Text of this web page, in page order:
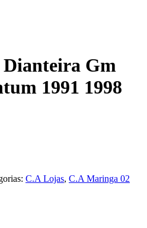
Gm
1991 1998
C.A Lojas, C.A Maringa 02